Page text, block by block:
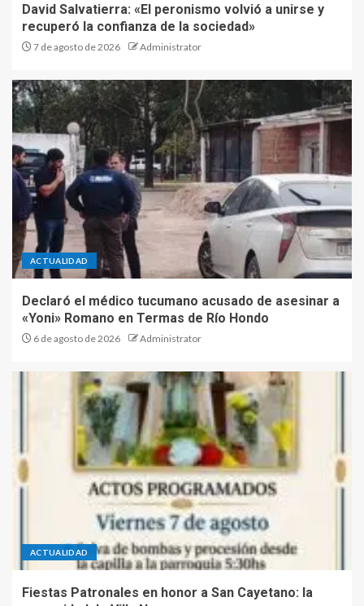
David Salvatierra: «El peronismo volvió a unirse y
recuperó la confianza de la sociedad»
7 de agosto de 2026 Administrator
ACTUALIDAD
Declaró el médico tucumano acusado de asesinar a
«Yoni» Romano en Termas de Río Hondo
6 de agosto de 2026 Administrator
ACTUALIDAD
Fiestas Patronales en honor a San Cayetano: la